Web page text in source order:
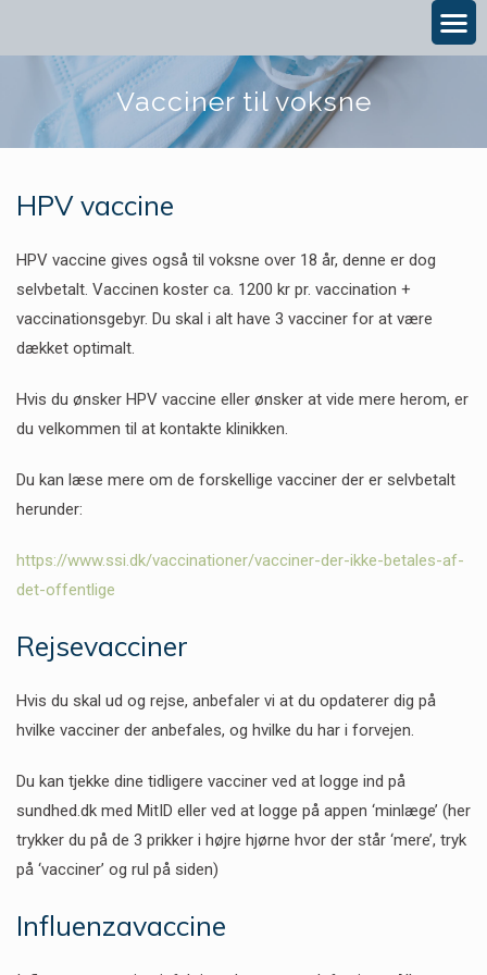
Vacciner til voksne
HPV vaccine
HPV vaccine gives også til voksne over 18 år, denne er dog
selvbetalt. Vaccinen koster ca. 1200 kr pr. vaccination +
vaccinationsgebyr. Du skal i alt have 3 vacciner for at være
dækket optimalt.
Hvis du ønsker HPV vaccine eller ønsker at vide mere herom, er
du velkommen til at kontakte klinikken.
Du kan læse mere om de forskellige vacciner der er selvbetalt
herunder:
https://www.ssi.dk/vaccinationer/vacciner-der-ikke-betales-af-
det-offentlige
Rejsevacciner
Hvis du skal ud og rejse, anbefaler vi at du opdaterer dig på
hvilke vacciner der anbefales, og hvilke du har i forvejen.
Du kan tjekke dine tidligere vacciner ved at logge ind på
sundhed.dk med MitID eller ved at logge på appen ‘minlæge’ (her
trykker du på de 3 prikker i højre hjørne hvor der står ‘mere’, tryk
på ‘vacciner’ og rul på siden)
Influenzavaccine